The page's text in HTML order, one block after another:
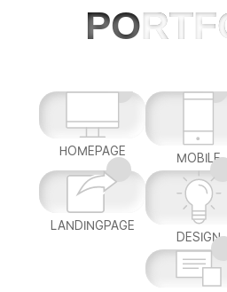
PO
HOMEPAGE MOBILE
LANDINGPAGE
DESIGN